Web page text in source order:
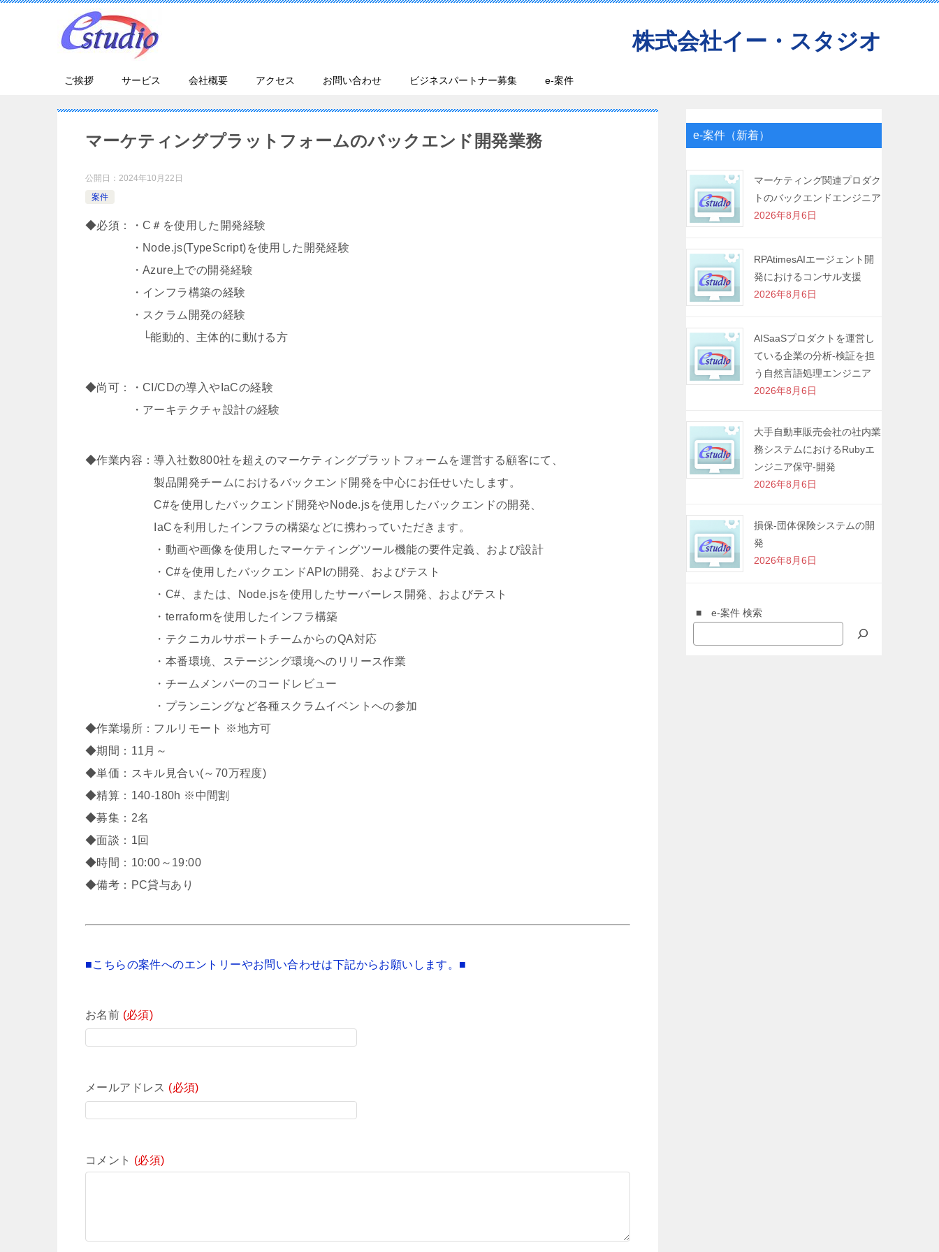
株式会社イー・スタジオ
ご挨拶 サービス 会社概要 アクセス お問い合わせ ビジネスパートナー募集 e-案件
マーケティングプラットフォームのバックエンド開発業務
公開日： 2024年10月22日
案件
◆必須：・C＃を使用した開発経験
・Node.js(TypeScript)を使用した開発経験
・Azure上での開発経験
・インフラ構築の経験
・スクラム開発の経験
└能動的、主体的に動ける方
◆尚可：・CI/CDの導入やIaCの経験
・アーキテクチャ設計の経験
◆作業内容：導入社数800社を超えのマーケティングプラットフォームを運営する顧客にて、
製品開発チームにおけるバックエンド開発を中心にお任せいたします。
C#を使用したバックエンド開発やNode.jsを使用したバックエンドの開発、
IaCを利用したインフラの構築などに携わっていただきます。
・動画や画像を使用したマーケティングツール機能の要件定義、および設計
・C#を使用したバックエンドAPIの開発、およびテスト
・C#、または、Node.jsを使用したサーバーレス開発、およびテスト
・terraformを使用したインフラ構築
・テクニカルサポートチームからのQA対応
・本番環境、ステージング環境へのリリース作業
・チームメンバーのコードレビュー
・プランニングなど各種スクラムイベントへの参加
◆作業場所：フルリモート ※地方可
◆期間：11月～
◆単価：スキル見合い(～70万程度)
◆精算：140-180h ※中間割
◆募集：2名
◆面談：1回
◆時間：10:00～19:00
◆備考：PC貸与あり
■こちらの案件へのエントリーやお問い合わせは下記からお願いします。■
お名前 (必須)
メールアドレス (必須)
コメント (必須)
e-案件（新着）
マーケティング関連プロダク
トのバックエンドエンジニア
2026年8月6日
RPAtimesAIエージェント開
発におけるコンサル支援
2026年8月6日
AISaaSプロダクトを運営し
ている企業の分析-検証を担
う自然言語処理エンジニア
2026年8月6日
大手自動車販売会社の社内業
務システムにおけるRubyエ
ンジニア保守-開発
2026年8月6日
損保-団体保険システムの開
発
2026年8月6日
■ e-案件 検索